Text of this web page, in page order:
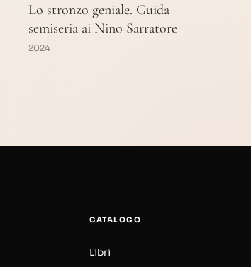
Lo stronzo geniale. Guida
semiseria ai Nino Sarratore
2024
CATALOGO
Libri